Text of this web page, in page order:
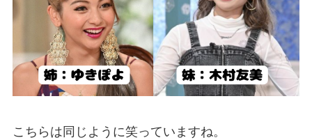
こちらは同じように笑っていますね。